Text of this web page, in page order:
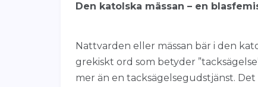
Den katolska mässan – en
Nattvarden eller mässan bär i den
grekiskt ord som betyder
mer än en tacksägelsegudstjänst.